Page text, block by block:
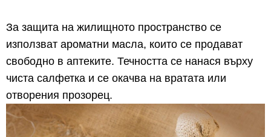
За защита на жилищното пространство се
използват ароматни масла, които се продават
свободно в аптеките. Течността се нанася върху
чиста салфетка и се окачва на вратата или
отворения прозорец.